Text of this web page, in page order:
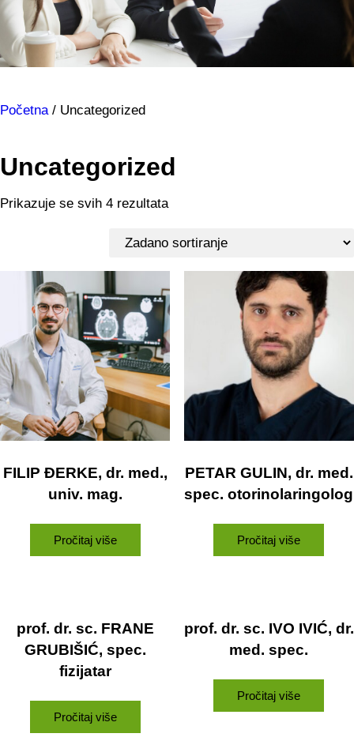
Početna/ Uncategorized
Uncategorized
Prikazuje se svih 4 rezultata
FILIP ĐERKE, dr. med.,
univ. mag.
Pročitaj više
PETAR GULIN, dr. med.
spec. otorinolaringolog
Pročitaj više
prof. dr. sc. FRANE
GRUBIŠIĆ, spec.
fizijatar
Pročitaj više
prof. dr. sc. IVO IVIĆ, dr.
med. spec.
Pročitaj više